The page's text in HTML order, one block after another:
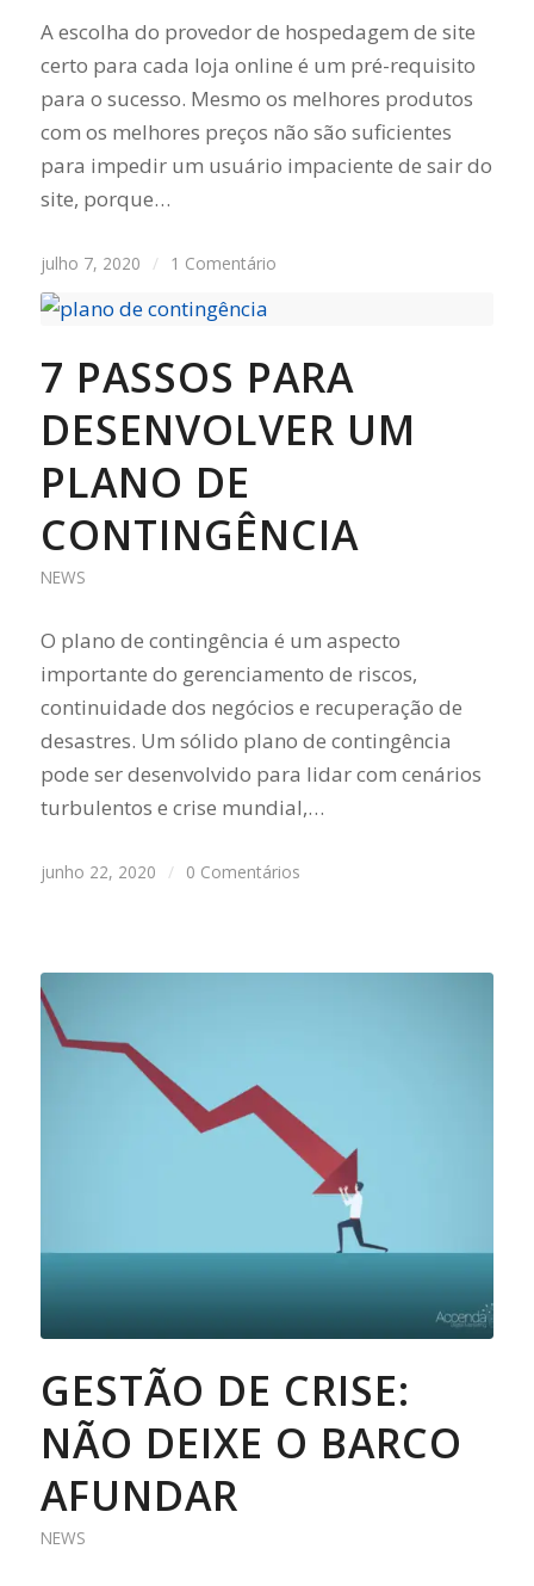
A escolha do provedor de hospedagem de site
certo para cada loja online é um pré-requisito
para o sucesso. Mesmo os melhores produtos
com os melhores preços não são suficientes
para impedir um usuário impaciente de sair do
site, porque…
julho 7, 2020 / 1 Comentário
7 PASSOS PARA
DESENVOLVER UM
PLANO DE
CONTINGÊNCIA
NEWS
O plano de contingência é um aspecto
importante do gerenciamento de riscos,
continuidade dos negócios e recuperação de
desastres. Um sólido plano de contingência
pode ser desenvolvido para lidar com cenários
turbulentos e crise mundial,…
junho 22, 2020 / 0 Comentários
GESTÃO DE CRISE:
NÃO DEIXE O BARCO
AFUNDAR
NEWS